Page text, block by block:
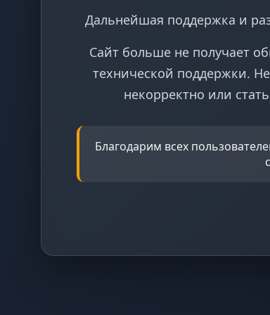
Дальнейшая поддержка и
Сайт больше не получает
технической поддержки.
некорректно или
Благодарим всех